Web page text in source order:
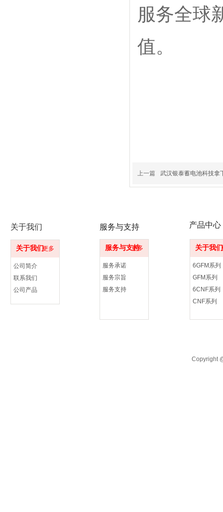
服务全球
值。
上一篇 武汉银泰蓄电池科技拿
关于我们更多
公司简介
联系我们
公司产品
服务与支持
更多
服务承诺
服务宗旨
服务支持
关于我们
6GFM系列
GFM系列
6CNF系列
CNF系列
关于我们 服务与支持 产品中心
Copyright